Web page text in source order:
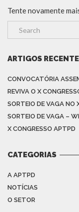
Tente novamente
ARTIGOS
CONVOCATÓRIA
REVIVA O X
SORTEIO DE VAGA NO
SORTEIO DE VAGA –
X CONGRESSO APTPD
CATEGORIAS
A APTPD
NOTÍCIAS
O SETOR